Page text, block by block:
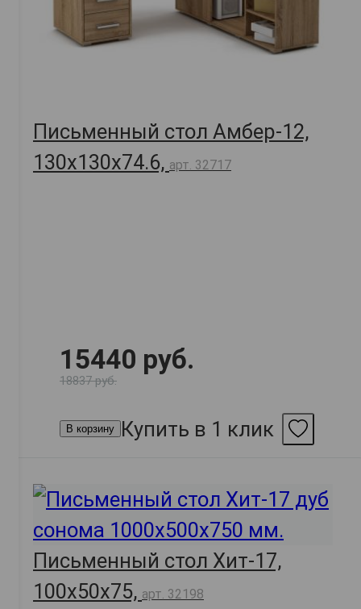
Письменный стол Амбер-12,
130х130х74.6, арт. 32717
15440 руб.
18837 руб.
В корзину Купить в 1 клик
Письменный стол Хит-17,
100х50х75, арт. 32198